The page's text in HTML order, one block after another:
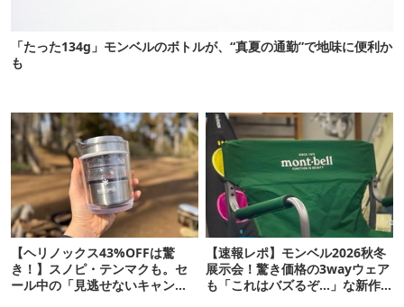
「たった134g」モンベルのボトルが、“真夏の通勤”で地味に便利か
も
【ヘリノックス43%OFFは驚
き！】スノピ・テンマクも。セ
ール中の「見逃せないキャンプ
【速報レポ】モンベル2026秋冬
展示会！驚き価格の3wayウェア
も「これはバズるぞ…」な新作